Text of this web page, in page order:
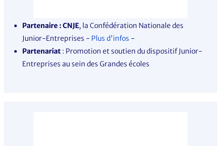
Partenaire : CNJE, la Confédération Nationale des
Junior-Entreprises - Plus d'infos -
Partenariat : Promotion et soutien du dispositif Junior-
Entreprises au sein des Grandes écoles